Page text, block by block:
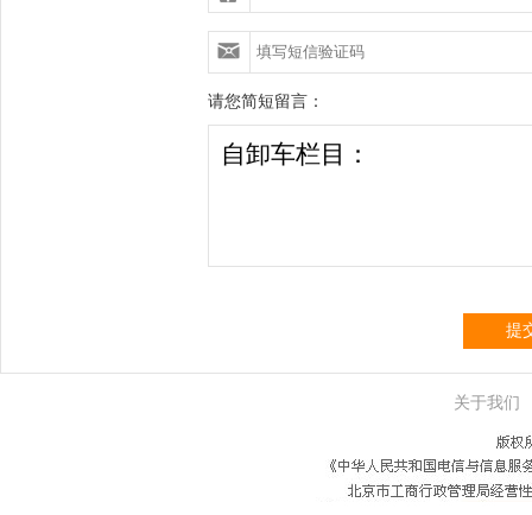
请您简短留言：
提
关于我们